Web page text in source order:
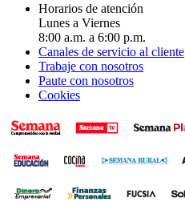
Horarios de atención
Lunes a Viernes
8:00 a.m. a 6:00 p.m.
Canales de servicio al cliente
Trabaje con nosotros
Paute con nosotros
Cookies